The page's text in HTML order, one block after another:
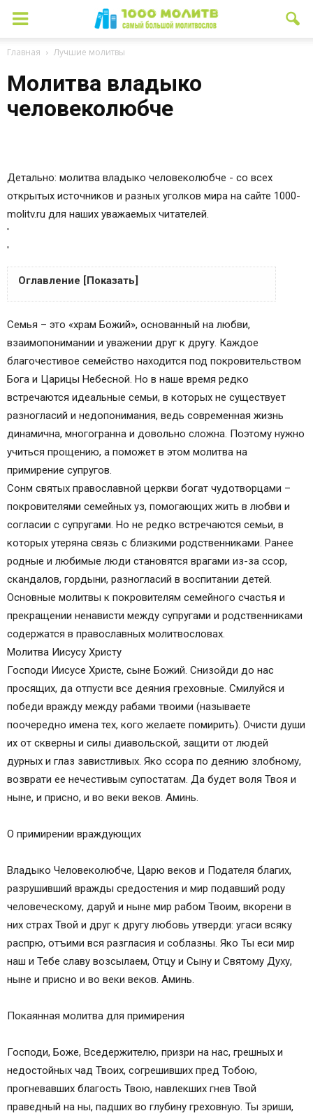
Главная Лучшие молитвы
Молитва владыко
человеколюбче
Детально: молитва владыко человеколюбче - со всех
открытых источников и разных уголков мира на сайте 1000-
molitv.ru для наших уважаемых читателей.
'
'
Оглавление [Показать]
В чем помогают молитвы
Какие молитвы читать
Молебны об умножении любви и искоренении
Молитвы о примирении враждующих
Молитва благодарения. (Очень важная молитва.)
Семья – это «храм Божий», основанный на любви,
взаимопонимании и уважении друг к другу. Каждое
благочестивое семейство находится под покровительством
Бога и Царицы Небесной. Но в наше время редко
встречаются идеальные семьи, в которых не существует
разногласий и недопонимания, ведь современная жизнь
динамична, многогранна и довольно сложна. Поэтому нужно
учиться прощению, а поможет в этом молитва на
примирение супругов.
Сонм святых православной церкви богат чудотворцами –
покровителями семейных уз, помогающих жить в любви и
согласии с супругами. Но не редко встречаются семьи, в
которых утеряна связь с близкими родственниками. Ранее
родные и любимые люди становятся врагами из-за ссор,
скандалов, гордыни, разногласий в воспитании детей.
Основные молитвы к покровителям семейного счастья и
прекращении ненависти между супругами и родственниками
содержатся в православных молитвословах.
Молитва Иисусу Христу
Господи Иисусе Христе, сыне Божий. Снизойди до нас
просящих, да отпусти все деяния греховные. Смилуйся и
победи вражду между рабами твоими (называете
поочередно имена тех, кого желаете помирить). Очисти души
их от скверны и силы диавольской, защити от людей
дурных и глаз завистливых. Яко ссора по деянию злобному,
возврати ее нечестивым супостатам. Да будет воля Твоя и
ныне, и присно, и во веки веков. Аминь.
О примирении враждующих
Владыко Человеколюбче, Царю веков и Подателя благих,
разрушивший вражды средостения и мир подавший роду
человеческому, даруй и ныне мир рабом Твоим, вкорени в
них страх Твой и друг к другу любовь утверди: угаси всяку
распрю, отъими вся разгласия и соблазны. Яко Ты еси мир
наш и Тебе славу возсылаем, Отцу и Сыну и Святому Духу,
ныне и присно и во веки веков. Аминь.
Покаянная молитва для примирения
Господи, Боже, Вседержителю, призри на нас, грешных и
недостойных чад Твоих, согрешивших пред Тобою,
прогневавших благость Твою, навлекших гнев Твой
праведный на ны, падших во глубину греховную. Ты зриши,